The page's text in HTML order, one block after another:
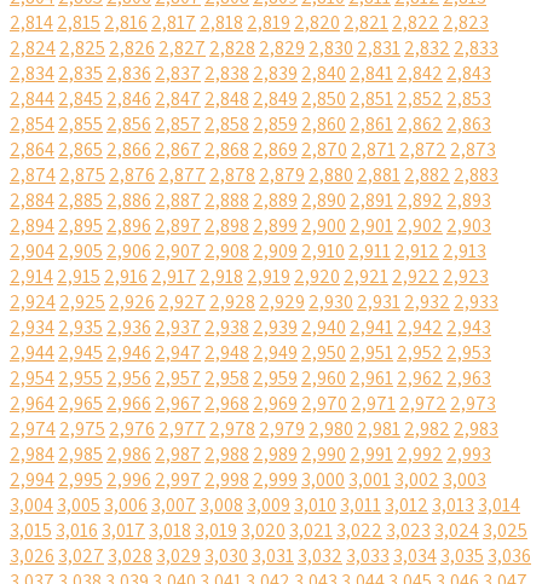
2,8142,815 2,816 2,817 2,818 2,819 2,820 2,8212,822 2,823
2,8242,825 2,826 2,827 2,828 2,829 2,830 2,8312,832 2,833
2,8342,835 2,836 2,837 2,838 2,839 2,840 2,8412,842 2,843
2,8442,845 2,846 2,847 2,848 2,849 2,850 2,8512,852 2,853
2,8542,855 2,856 2,857 2,858 2,859 2,860 2,8612,862 2,863
2,8642,865 2,866 2,867 2,868 2,869 2,870 2,8712,872 2,873
2,8742,875 2,876 2,877 2,878 2,879 2,880 2,8812,882 2,883
2,8842,885 2,886 2,887 2,888 2,889 2,890 2,8912,892 2,893
2,8942,895 2,896 2,897 2,898 2,899 2,900 2,9012,902 2,903
2,9042,905 2,906 2,907 2,908 2,909 2,910 2,9112,912 2,913
2,9142,915 2,916 2,917 2,918 2,919 2,920 2,9212,922 2,923
2,9242,925 2,926 2,927 2,928 2,929 2,930 2,9312,932 2,933
2,9342,935 2,936 2,937 2,938 2,939 2,940 2,9412,942 2,943
2,9442,945 2,946 2,947 2,948 2,949 2,950 2,9512,952 2,953
2,9542,955 2,956 2,957 2,958 2,959 2,960 2,9612,962 2,963
2,9642,965 2,966 2,967 2,968 2,969 2,970 2,9712,972 2,973
2,9742,975 2,976 2,977 2,978 2,979 2,980 2,9812,982 2,983
2,9842,985 2,986 2,987 2,988 2,989 2,990 2,9912,992 2,993
2,9942,995 2,996 2,997 2,998 2,999 3,000 3,0013,002 3,003
3,0043,005 3,006 3,007 3,008 3,009 3,010 3,0113,012 3,013 3,014
3,015 3,016 3,017 3,018 3,019 3,020 3,0213,022 3,023 3,0243,025
3,026 3,027 3,028 3,029 3,030 3,0313,032 3,033 3,0343,035 3,036